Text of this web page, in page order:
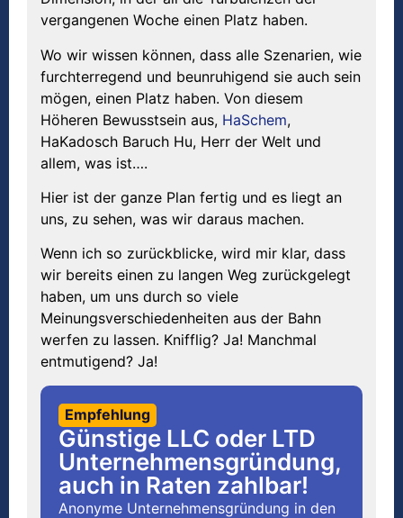
vergangenen Woche einen Platz haben.
Wo wir wissen können, dass alle Szenarien, wie
furchterregend und beunruhigend sie auch sein
mögen, einen Platz haben. Von diesem
Höheren Bewusstsein aus, HaSchem,
HaKadosch Baruch Hu, Herr der Welt und
allem, was ist….
Hier ist der ganze Plan fertig und es liegt an
uns, zu sehen, was wir daraus machen.
Wenn ich so zurückblicke, wird mir klar, dass
wir bereits einen zu langen Weg zurückgelegt
haben, um uns durch so viele
Meinungsverschiedenheiten aus der Bahn
werfen zu lassen. Knifflig? Ja! Manchmal
entmutigend? Ja!
Empfehlung
Günstige LLC oder LTD
Unternehmensgründung,
auch in Raten zahlbar!
Anonyme Unternehmensgründung in den